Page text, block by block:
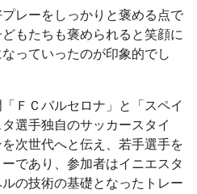
レーをしっかりと褒める点で
もたちも褒められると笑顔に
っていったのが印象的でし
ＦＣバルセロナ」と「スペイ
選手独自のサッカースタイ
次世代へと伝え、若手選手を
であり、参加者はイニエスタ
の技術の基礎となったトレー